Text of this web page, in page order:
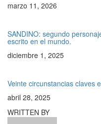
marzo 11, 2026
SANDINO: segundo
escrito en el mundo.
diciembre 1, 2025
Veinte circunstancias claves
abril 28, 2025
WRITTEN BY